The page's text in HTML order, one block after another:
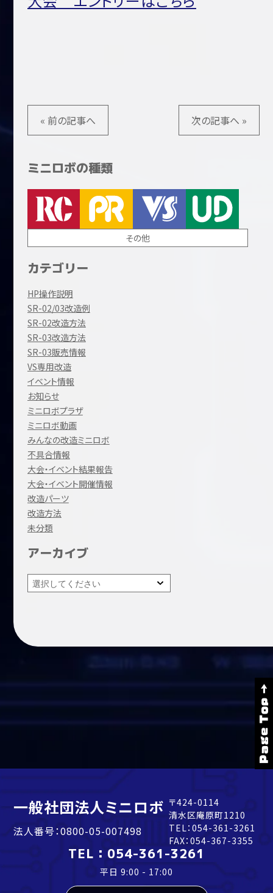
« 前の記事へ 次の記事へ »
ミニロボの種類
その他
カテゴリー
HP操作説明
SR-02/03改造例
SR-02改造方法
SR-03改造方法
SR-03販売情報
VS専用改造
イベント情報
お知らせ
ミニロボプラザ
ミニロボ動画
みんなの改造ミニロボ
不具合情報
大会・イベント結果報告
大会・イベント開催情報
改造パーツ
改造方法
未分類
アーカイブ
Page Top →
一般社団法人ミニロボ
法人番号：0800-05-007498
〒424-0114
清水区庵原町1210
TEL： 054-361-3261
FAX：054-367-3355
TEL： 054-361-3261
平日 9:00 - 17:00